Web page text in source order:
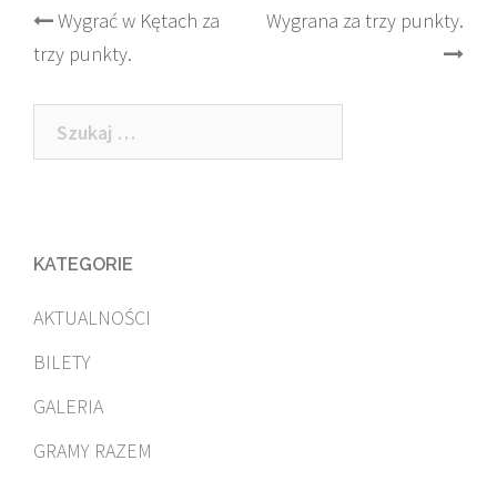
Post
navigation
Wygrać w Kętach za
trzy punkty.
Wygrana za trzy punkty.
Szukaj:
KATEGORIE
AKTUALNOŚCI
BILETY
GALERIA
GRAMY RAZEM